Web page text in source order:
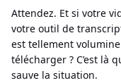
Attendez. Et si votre
votre outil de
est tellement
télécharger ? C’est là
sauve la situation.